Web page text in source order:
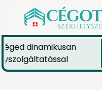
dinamikusan